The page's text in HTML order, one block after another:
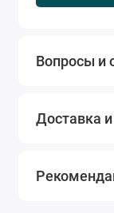
Вопросы и
Доставка